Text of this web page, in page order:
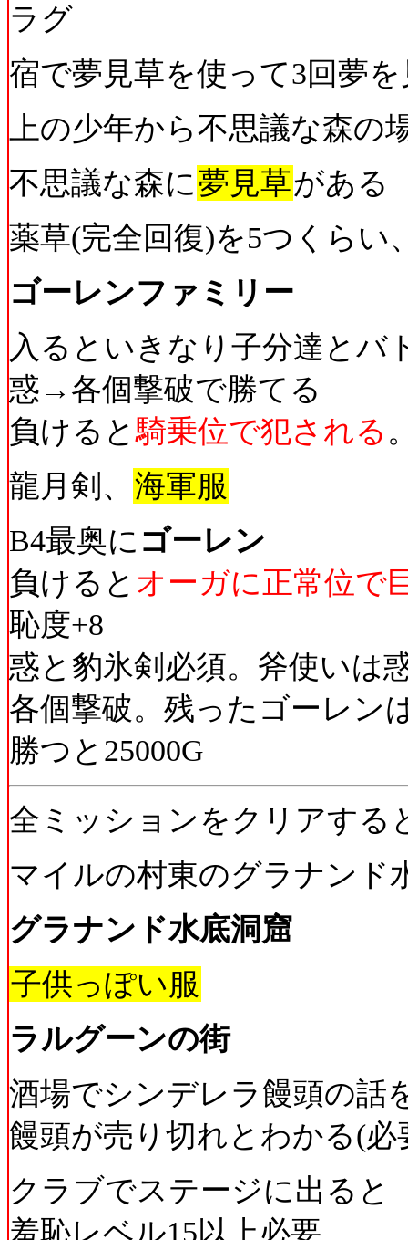
ラグ
宿で夢見草を使って3回夢
上の少年から不思議な森の
不思議な森に夢見草がある
薬草(完全回復)を5つくらい
ゴーレンファミリー
入るといきなり子分達とバ
惑→各個撃破で勝てる
負けると騎乗位で犯される
龍月剣、 海軍服
B4最奥に ゴーレン
負けると オーガに正常位で
恥度+8
惑と豹氷剣必須。斧使いは
各個撃破。残ったゴーレン
勝つと25000G
全ミッションをクリアする
マイルの村東のグラナンド
グラナンド水底洞窟
子供っぽい服
ラルグーンの街
酒場でシンデレラ饅頭の
饅頭が売り切れとわかる(
クラブでステージに出ると
羞恥レベル15以上必要